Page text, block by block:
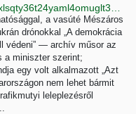
a vasúté Mészáros
drónokkal „A demokrácia
védeni” — archív műsor az
a miniszter szerint;
egy volt alkalmazott „Azt
nem lehet bármit
leleplezésről